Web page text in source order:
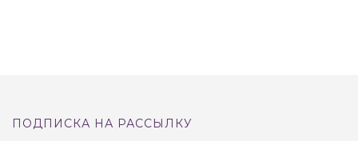
ПОДПИСКА НА РАССЫЛКУ